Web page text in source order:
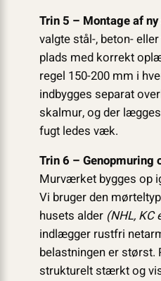
Trin 5 – Montage af
valgte stål-, beton-
plads med korrekt
regel 150-200 mm i
indbygges separat
skalmur, og der
fugt ledes væk.
Trin 6 – Genopmuring
Murværket bygges op
Vi bruger den
husets alder (NHL, KC
indlægger rustfri
belastningen er størst.
strukturelt stærkt og